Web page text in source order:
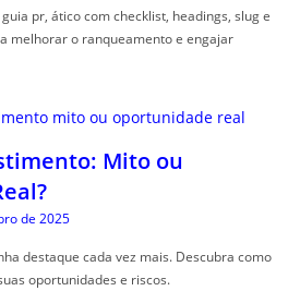
pr, ático com checklist, headings, slug e
melhorar o ranqueamento e engajar
Mito ou
de 2025
destaque cada vez mais. Descubra como
oportunidades e riscos.